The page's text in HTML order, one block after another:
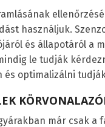
használjuk.
és állapotáról a
le tudják
és optimalizálni
már csak a